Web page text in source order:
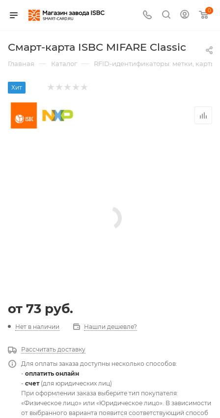
0
Смарт-карта ISBC MIFARE Classic
Главная — Каталог — RFID-идентификаторы: метки,
Хит
от 73 руб.
Нет в наличии Нашли дешевле?
Рассчитать доставку
Для оплаты заказа доступны несколько способов:
- оплатить онлайн
- счет(для юридических лиц)
При оформлении заказа выберите тип покупателя:
«Физическое лицо» или «Юридическое лицо». В зависимости
от выбранного варианта появится соответствующий способ